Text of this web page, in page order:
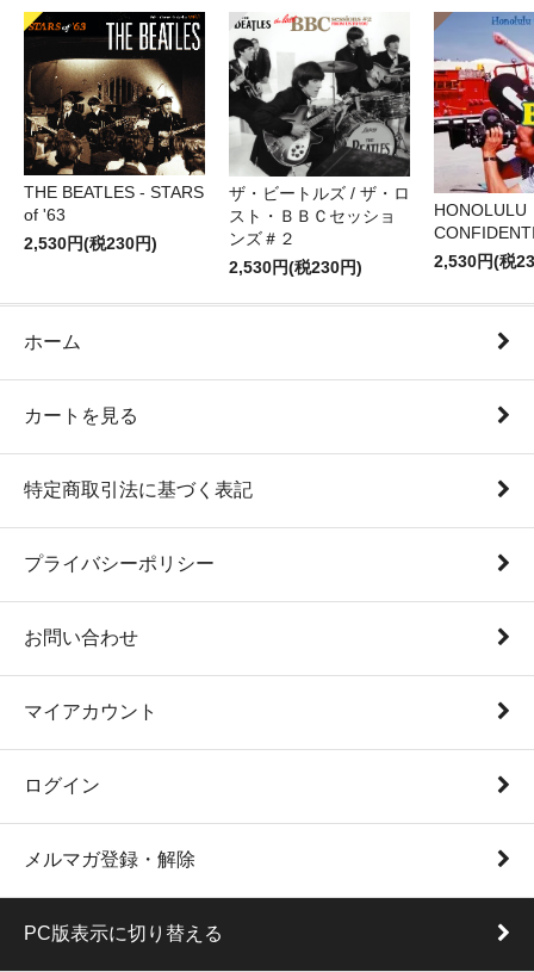
THE BEATLES - STARS
of '63
2,530円(税230円)
ザ・ビートルズ / ザ・ロ
スト・ＢＢＣセッショ
ンズ＃２
2,530円(税230円)
HONOLULU
2,530円(税
ホーム
カートを見る
特定商取引法に基づく表記
プライバシーポリシー
お問い合わせ
マイアカウント
ログイン
メルマガ登録・解除
PC版表示に切り替える